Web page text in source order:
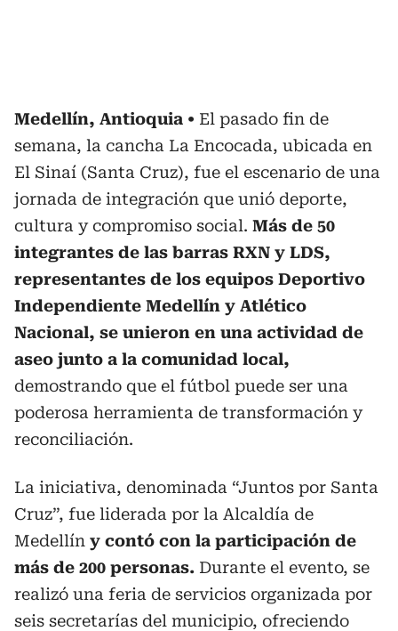
Medellín, Antioquia
El pasado fin de
semana, la cancha La Encocada, ubicada en
El Sinaí (Santa Cruz), fue el escenario de una
jornada de integración que unió deporte,
cultura y compromiso social. Más de 50
integrantes de las barras RXN y LDS,
representantes de los equipos Deportivo
Independiente Medellín y Atlético
Nacional, se unieron en una actividad de
aseo junto a la comunidad local,
demostrando que el fútbol puede ser una
poderosa herramienta de transformación y
reconciliación.
La iniciativa, denominada “Juntos por Santa
Cruz”, fue liderada por la Alcaldía de
Medellín y contó con la participación de
más de 200 personas. Durante el evento, se
realizó una feria de servicios organizada por
seis secretarías del municipio, ofreciendo